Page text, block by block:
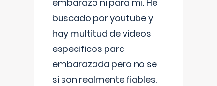
embarazo ni para mi. He
buscado por youtube y
hay multitud de videos
especificos para
embarazada pero no se
si son realmente fiables.